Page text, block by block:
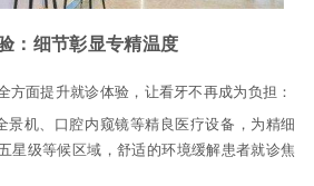
：细节彰显专精温度
方面提升就诊体验，让看牙不再成为负担：
景机、口腔内窥镜等精良医疗设备，为精细
星级等候区域，舒适的环境缓解患者就诊焦